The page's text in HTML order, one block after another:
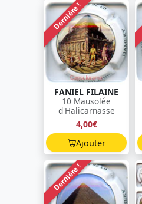
Dernière !
FANIEL FILAINE
10 Mausolée
d'Halicarnasse
4,00€
Ajouter
Dernière !